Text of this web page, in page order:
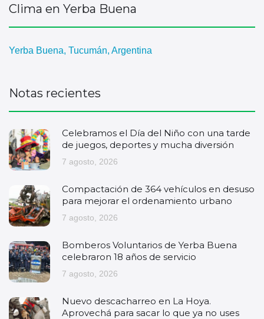
Clima en Yerba Buena
Yerba Buena, Tucumán, Argentina
Notas recientes
Celebramos el Día del Niño con una tarde
de juegos, deportes y mucha diversión
7 agosto, 2026
Compactación de 364 vehículos en desuso
para mejorar el ordenamiento urbano
7 agosto, 2026
Bomberos Voluntarios de Yerba Buena
celebraron 18 años de servicio
7 agosto, 2026
Nuevo descacharreo en La Hoya.
Aprovechá para sacar lo que ya no uses